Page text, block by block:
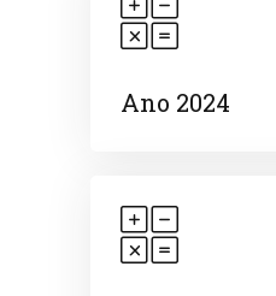
Ano 2024